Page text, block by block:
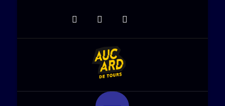
Aucard de Tours
Aucard de Tours, du 9 au 13 Juin